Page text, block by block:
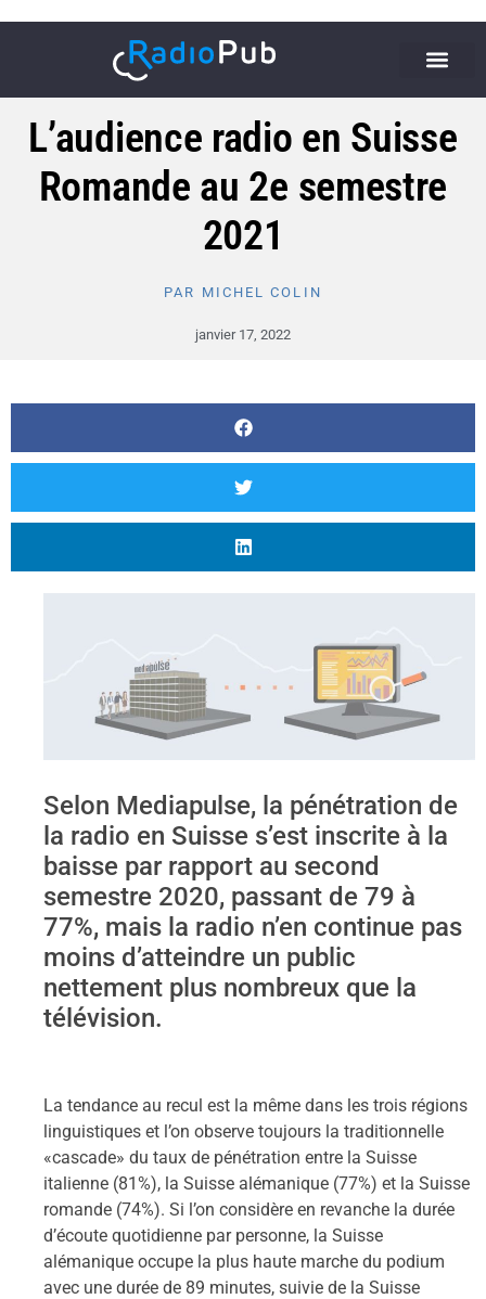
L’audience radio en Suisse
Romande au 2e semestre
2021
PAR MICHEL COLIN
janvier 17, 2022
Selon Mediapulse, la pénétration de
la radio en Suisse s’est inscrite à la
baisse par rapport au second
semestre 2020, passant de 79 à
77%, mais la radio n’en continue pas
moins d’atteindre un public
nettement plus nombreux que la
télévision.
La tendance au recul est la même dans les trois régions
linguistiques et l’on observe toujours la traditionnelle
«cascade» du taux de pénétration entre la Suisse
italienne (81%), la Suisse alémanique (77%) et la Suisse
romande (74%). Si l’on considère en revanche la durée
d’écoute quotidienne par personne, la Suisse
alémanique occupe la plus haute marche du podium
avec une durée de 89 minutes, suivie de la Suisse